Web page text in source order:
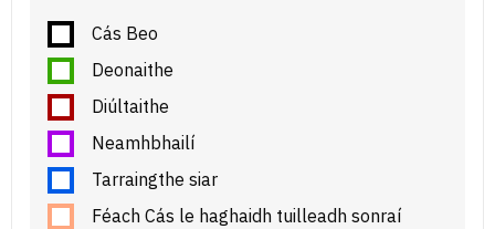
Cás Beo
Deonaithe
Diúltaithe
Neamhbhailí
Tarraingthe siar
Féach Cás le haghaidh tuilleadh sonraí